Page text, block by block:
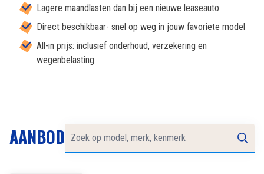
Lagere maandlasten dan bij een nieuwe leaseauto
Direct beschikbaar- snel op weg in jouw favoriete model
All-in prijs: inclusief onderhoud, verzekering en
wegenbelasting
AANBOD